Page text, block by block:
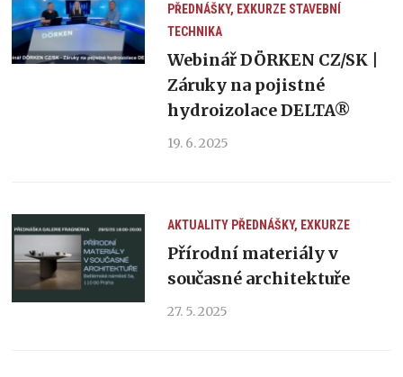
PŘEDNÁŠKY, EXKURZE STAVEBNÍ
TECHNIKA
Webinář DÖRKEN CZ/SK |
Záruky na pojistné
hydroizolace DELTA®
19. 6. 2025
AKTUALITY PŘEDNÁŠKY, EXKURZE
Přírodní materiály v
současné architektuře
27. 5. 2025